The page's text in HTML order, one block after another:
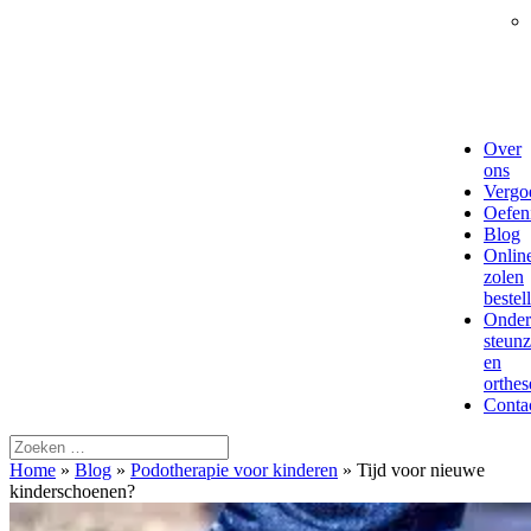
Over
ons
Blog
zolen
en
Home » Blog » Podotherapie voor kinderen » Tijd voor nieuwe
kinderschoenen?